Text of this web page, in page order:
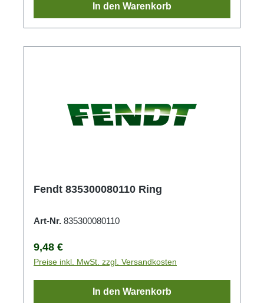
In den Warenkorb
Fendt 835300080110 Ring
Art-Nr. 835300080110
Regulärer Preis:
9,48 €
Preise inkl. MwSt. zzgl. Versandkosten
In den Warenkorb